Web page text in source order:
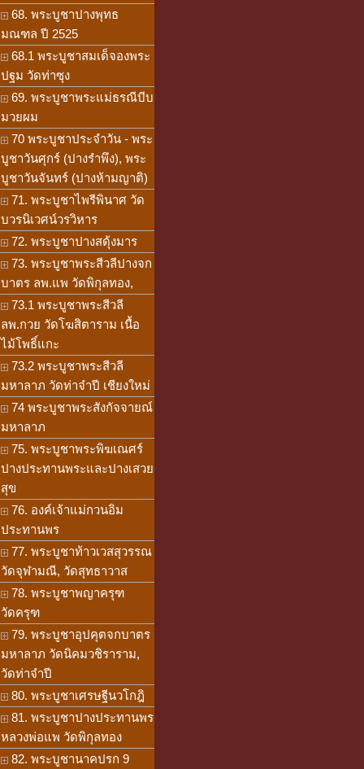
68. พระบูชาปางพุทธ
มณฑล ปี 2525
68.1 พระบูชาสมเด็จองพระ
ปฐม วัดท่าซุง
69. พระบูชาพระแม่ธรณีบีบ
มวยผม
70 พระบูชาประจำวัน - พระ
บูชาวันศุกร์ (ปางรำพึง), พระ
บูชาวันจันทร์ (ปางห้ามญาติ)
71. พระบูชาไพรีพินาศ วัด
บวรนิเวศน์วรวิหาร
72. พระบูชาปางสดุ้งมาร
73. พระบูชาพระสีวลีปางจก
บาตร ลพ.แพ วัดพิกุลทอง,
73.1 พระบูชาพระสีวลี
ลพ.กวย วัดโฆสิตาราม เนื้อ
ไม้โพธิ์แกะ
73.2 พระบูชาพระสีวลี
มหาลาภ วัดท่าจำปี เชียงใหม่
74 พระบูชาพระสังกัจจายณ์
มหาลาภ
75. พระบูชาพระพิฆเณศร์
ปางประทานพระและปางเสวย
สุข
76. องค์เจ้าแม่กวนอิม
ประทานพร
77. พระบูชาท้าวเวสสุวรรณ
วัดจุฬามณี, วัดสุทธาวาส
78. พระบูชาพญาครุฑ
วัดครุฑ
79. พระบูชาอุปคุตจกบาตร
มหาลาภ วัดนิคมวชิราราม,
วัดท่าจำปี
80. พระบูชาเศรษฐีนวโกฎิ
81. พระบูชาปางประทานพร
หลวงพ่อแพ วัดพิกุลทอง
82. พระบูชานาคปรก 9